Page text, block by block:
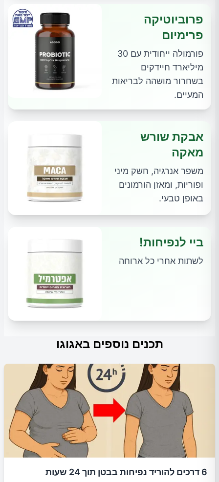
פרוביוטיקה
פרימיום
פורמולה ייחודית עם 30
מיליארד חיידקים
בשחרור מושהה לבריאות
המעיים.
אבקת שורש
מאקה
משפר אנרגיה, חשק מיני
ופוריות, ומאזן הורמונים
באופן טבעי.
ביי לנפיחות!
לשתות אחרי כל ארוחה
תכנים נוספים באגוגו
6 דרכים להוריד נפיחות בבטן תוך 24 שעות